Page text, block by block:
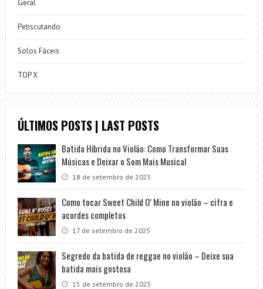
Geral
Petiscutando
Solos Fáceis
TOP X
ÚLTIMOS POSTS | LAST POSTS
Batida Híbrida no Violão: Como Transformar Suas
Músicas e Deixar o Som Mais Musical
18 de setembro de 2025
Como tocar Sweet Child O’ Mine no violão – cifra e
acordes completos
17 de setembro de 2025
Segredo da batida de reggae no violão – Deixe sua
batida mais gostosa
15 de setembro de 2025